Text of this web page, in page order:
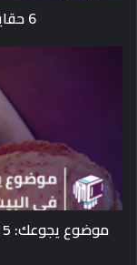
6 حقايق عن الأحلام محتاج تعرفها